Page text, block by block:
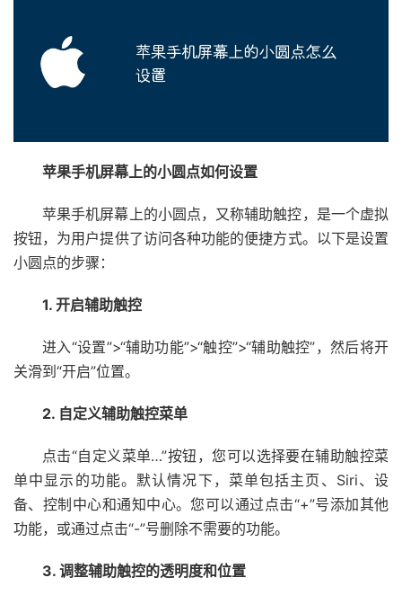
苹果手机屏幕上的小圆点如何设置
苹果手机屏幕上的小圆点，又称辅助触控，是一个虚拟
按钮，为用户提供了访问各种功能的便捷方式。以下是设置
小圆点的步骤：
1. 开启辅助触控
进入“设置”>“辅助功能”>“触控”>“辅助触控”，然后将开
关滑到“开启”位置。
2. 自定义辅助触控菜单
点击“自定义菜单…”按钮，您可以选择要在辅助触控菜
单中显示的功能。默认情况下，菜单包括主页、Siri、设
备、控制中心和通知中心。您可以通过点击“+”号添加其他
功能，或通过点击“-”号删除不需要的功能。
3. 调整辅助触控的透明度和位置